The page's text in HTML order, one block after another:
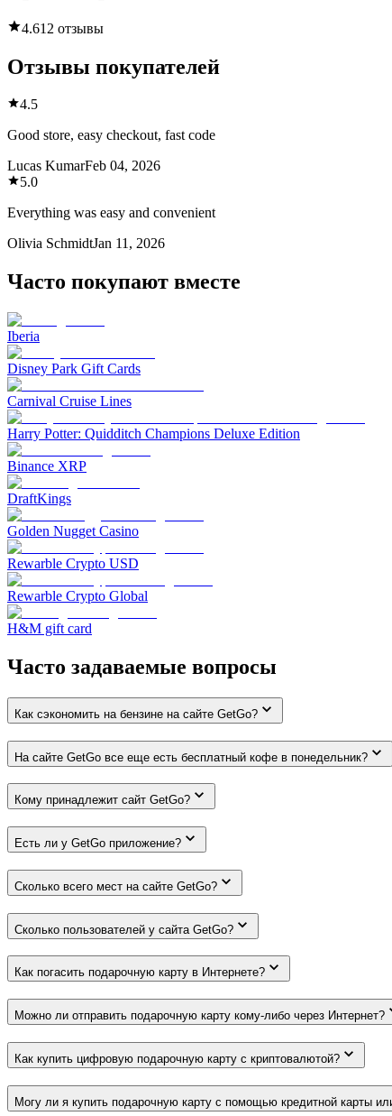
4.612 отзывы
Отзывы покупателей
4.5
Good store, easy checkout, fast code
Lucas KumarFeb 04, 2026
5.0
Everything was easy and convenient
Olivia SchmidtJan 11, 2026
Часто покупают вместе
Iberia
Disney Park Gift Cards
Carnival Cruise Lines
Harry Potter: Quidditch Champions Deluxe Edition
Binance XRP
DraftKings
Golden Nugget Casino
Rewarble Crypto USD
Rewarble Crypto Global
H&M gift card
Часто задаваемые вопросы
Как сэкономить на бензине на сайте GetGo?
На сайте GetGo все еще есть бесплатный кофе в понедельник?
Кому принадлежит сайт GetGo?
Есть ли у GetGo приложение?
Сколько всего мест на сайте GetGo?
Сколько пользователей у сайта GetGo?
Как погасить подарочную карту в Интернете?
Можно ли отправить подарочную карту кому-либо через Интернет?
Как купить цифровую подарочную карту с криптовалютой?
Могу ли я купить подарочную карту с помощью кредитной карты